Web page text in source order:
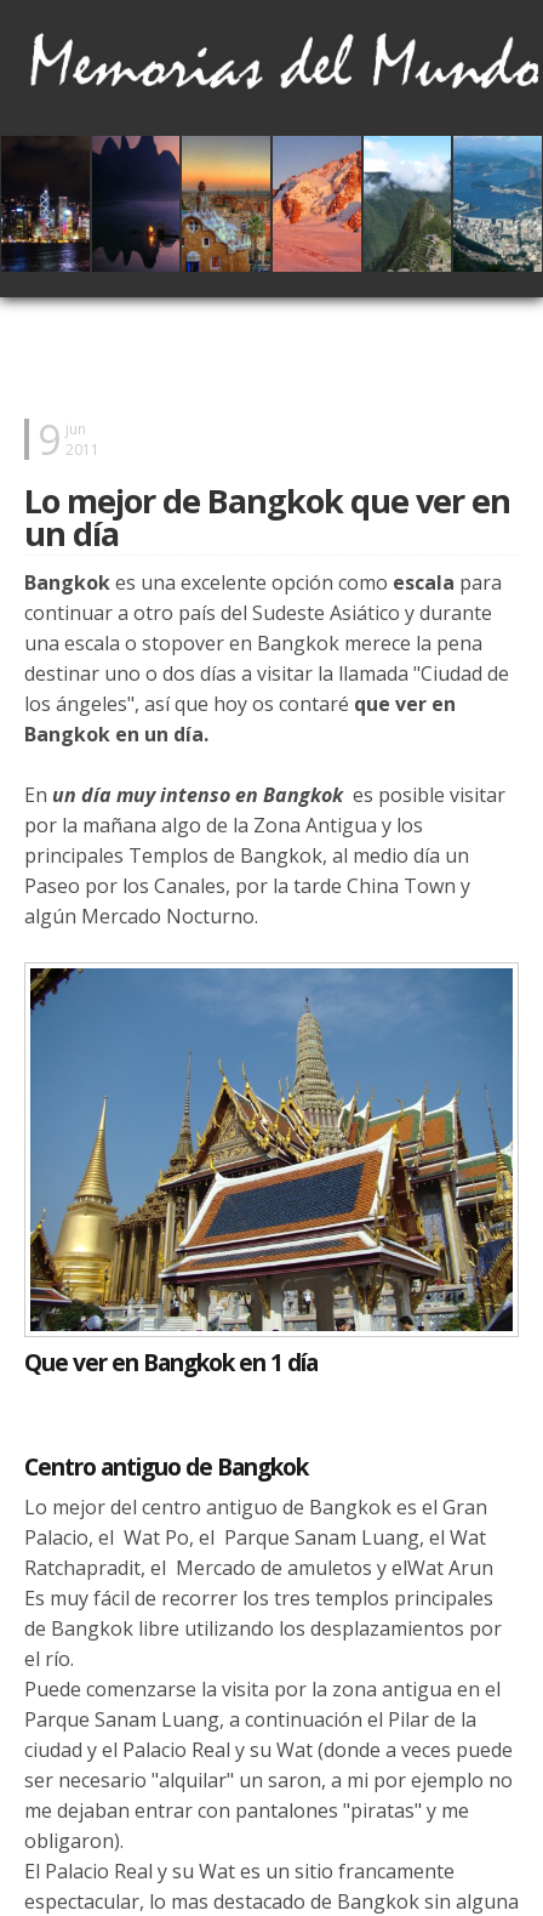
9 jun
2011
Lo mejor de Bangkok que ver en
un día
Bangkokes una excelente opción como escala para
continuar a otro país del Sudeste Asiático y durante
una escala o stopover en Bangkok merece la pena
destinar uno o dos días a visitar la llamada "Ciudad de
los ángeles", así que hoy os contaré que ver en
Bangkok en un día.
En un día muy intenso en Bangkok es posible visitar
por la mañana algo de la Zona Antigua y los
principales Templos de Bangkok, al medio día un
Paseo por los Canales, por la tarde China Town y
algún Mercado Nocturno.
Que ver en Bangkok en 1 día
Centro antiguo de Bangkok
Lo mejor del centro antiguo de Bangkok es el Gran
Palacio, el Wat Po, el Parque Sanam Luang, el Wat
Ratchapradit, el Mercado de amuletos y elWat Arun
Es muy fácil de recorrer los tres templos principales
de Bangkok libre utilizando los desplazamientos por
el río.
Puede comenzarse la visita por la zona antigua en el
Parque Sanam Luang, a continuación el Pilar de la
ciudad y el Palacio Real y su Wat (donde a veces puede
ser necesario "alquilar" un saron, a mi por ejemplo no
me dejaban entrar con pantalones "piratas" y me
obligaron).
El Palacio Real y su Wat es un sitio francamente
espectacular, lo mas destacado de Bangkok sin alguna